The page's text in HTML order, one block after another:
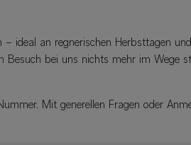
ideal an regnerischen Herbsttagen
Besuch bei uns nichts mehr im Wege
Mit generellen Fragen oder